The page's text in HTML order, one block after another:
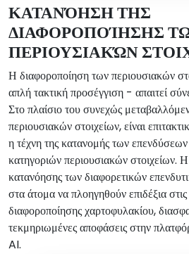
ΚΑΤΑΝΌΗΣΗ ΤΗΣ
ΔΙΑΦΟΡΟΠΟΊΗΣΗΣ
ΠΕΡΙΟΥΣΙΑΚΏΝ
Η διαφοροποίηση των περιουσιακών
απλή τακτική προσέγγιση - απαιτεί
Στο πλαίσιο του συνεχώς
περιουσιακών στοιχείων, είναι
η τέχνη της κατανομής των
κατηγοριών περιουσιακών στοιχείων.
κατανόησης των διαφορετικών
στα άτομα να πλοηγηθούν επιδέξια
διαφοροποίησης χαρτοφυλακίου,
τεκμηριωμένες αποφάσεις στην
AI.